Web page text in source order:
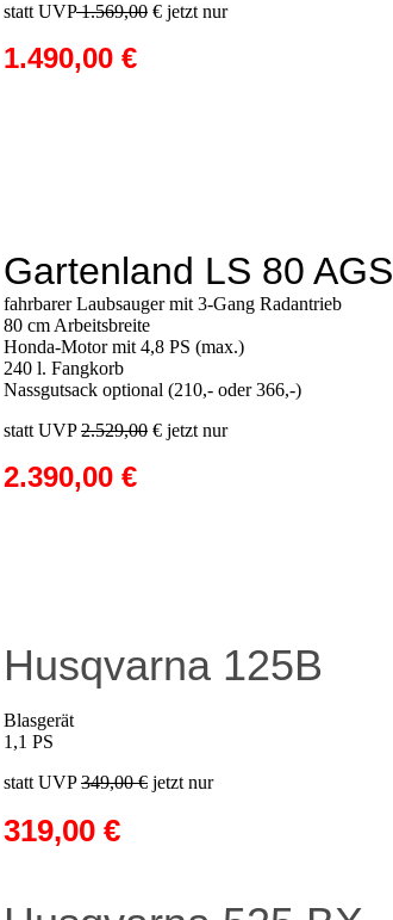
statt UVP1.569,00 € jetzt nur
1.490,00 €
Gartenland LS 80 AGS
fahrbarer Laubsauger mit 3-Gang Radantrieb
80 cm Arbeitsbreite
Honda-Motor mit 4,8 PS (max.)
240 l. Fangkorb
Nassgutsack optional (210,- oder 366,-)
statt UVP2.529,00 € jetzt nur
2.390,00 €
Husqvarna 125B
Blasgerät
1,1 PS
statt UVP349,00 € jetzt nur
319,00 €